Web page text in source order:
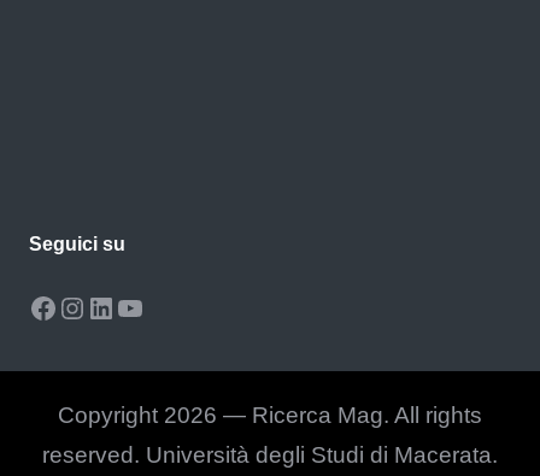
Seguici su
Facebook
Instagram
LinkedIn
YouTube
Copyright 2026 — Ricerca Mag. All rights
reserved. Università degli Studi di Macerata.